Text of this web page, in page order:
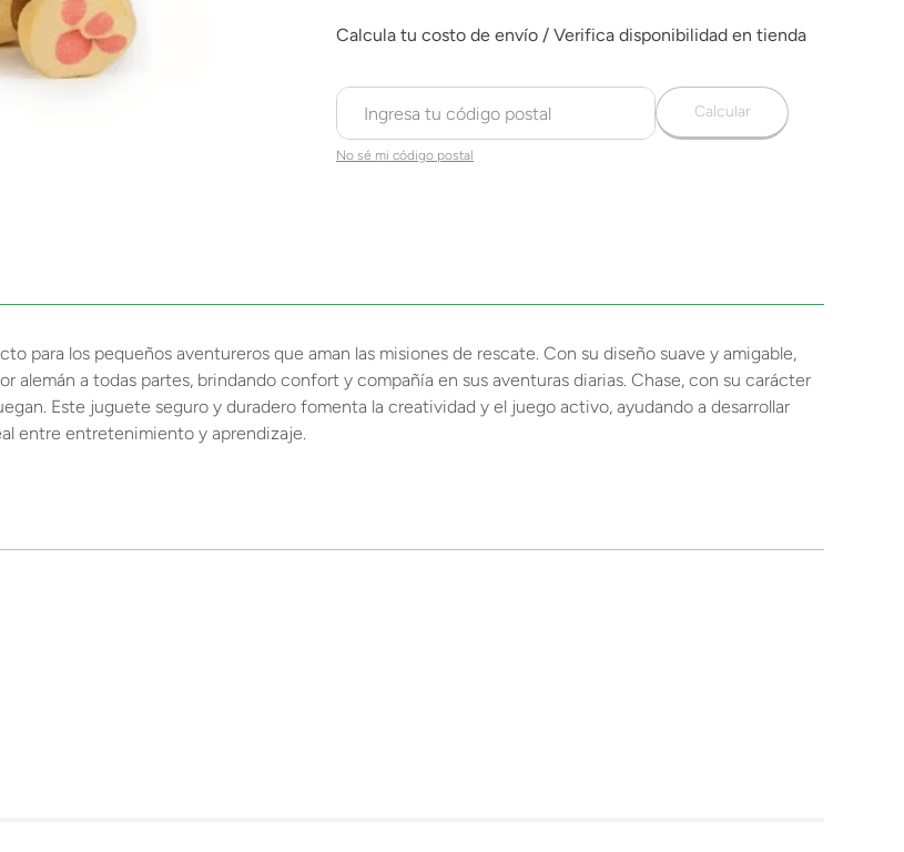
No sé mi código postal
Calcular
para los pequeños aventureros que aman las misiones de rescate. Con su diseño suave y amigable,
alemán a todas partes, brindando confort y compañía en sus aventuras diarias. Chase, con su carácter
Este juguete seguro y duradero fomenta la creatividad y el juego activo, ayudando a desarrollar
entre entretenimiento y aprendizaje.